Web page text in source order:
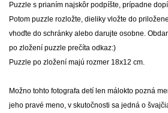
Puzzle s prianím najskôr podpíšte, prípadne
Potom puzzle rozložte, dieliky vložte do
vhoďte do schránky alebo darujte osobne.
po zložení puzzle prečíta odkaz:)
Puzzle po zložení majú rozmer 18x12 cm.
Možno tohto fotografa detí len málokto pozná
jeho pravé meno, v skutočnosti sa jedná o